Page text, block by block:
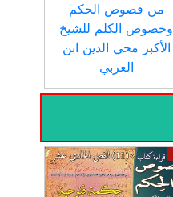
من فصوص الحكم
وخصوص الكلم للشيخ
الأكبر محي الدين ابن
العربي